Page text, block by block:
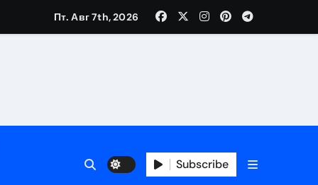
ресниц и депиляции
Пт. Авг 7th, 2026
Subscribe